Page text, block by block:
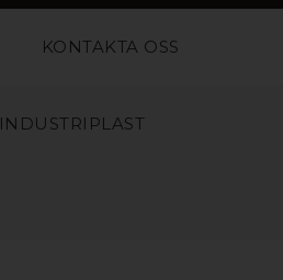
KONTAKTA OSS
INDUSTRIPLAST